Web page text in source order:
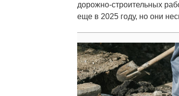
дорожно-строительных
еще в 2025 году, но они